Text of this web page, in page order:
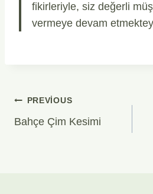
fikirleriyle, siz değerli
vermeye devam
Yazı
Gezinmesi
PREVIOUS
Bahçe Çim Kesimi